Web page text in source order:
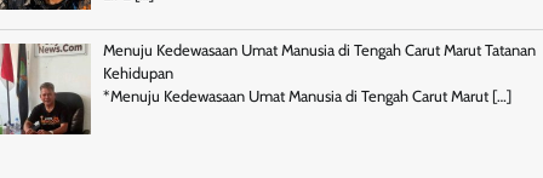
Menuju Kedewasaan Umat Manusia di Tengah Carut Marut Tatanan
Kehidupan
*Menuju Kedewasaan Umat Manusia di Tengah Carut Marut […]